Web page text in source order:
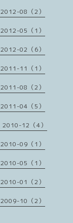
2012-08（2）
2012-05（1）
2012-02（6）
2011-11（1）
2011-08（2）
2011-04（5）
2010-12（4）
2010-09（1）
2010-05（1）
2010-01（2）
2009-10（2）